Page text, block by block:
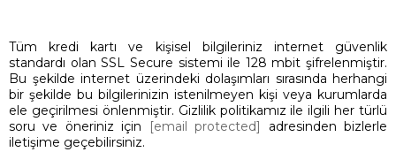
Tüm kredi kartı ve kişisel bilgileriniz internet güvenlik
standardı olan SSL Secure sistemi ile 128 mbit şifrelenmiştir.
Bu şekilde internet üzerindeki dolaşımları sırasında herhangi
bir şekilde bu bilgilerinizin istenilmeyen kişi veya kurumlarda
ele geçirilmesi önlenmiştir. Gizlilik politikamız ile ilgili her türlü
soru ve öneriniz için
[email protected]
adresinden bizlerle
iletişime geçebilirsiniz.